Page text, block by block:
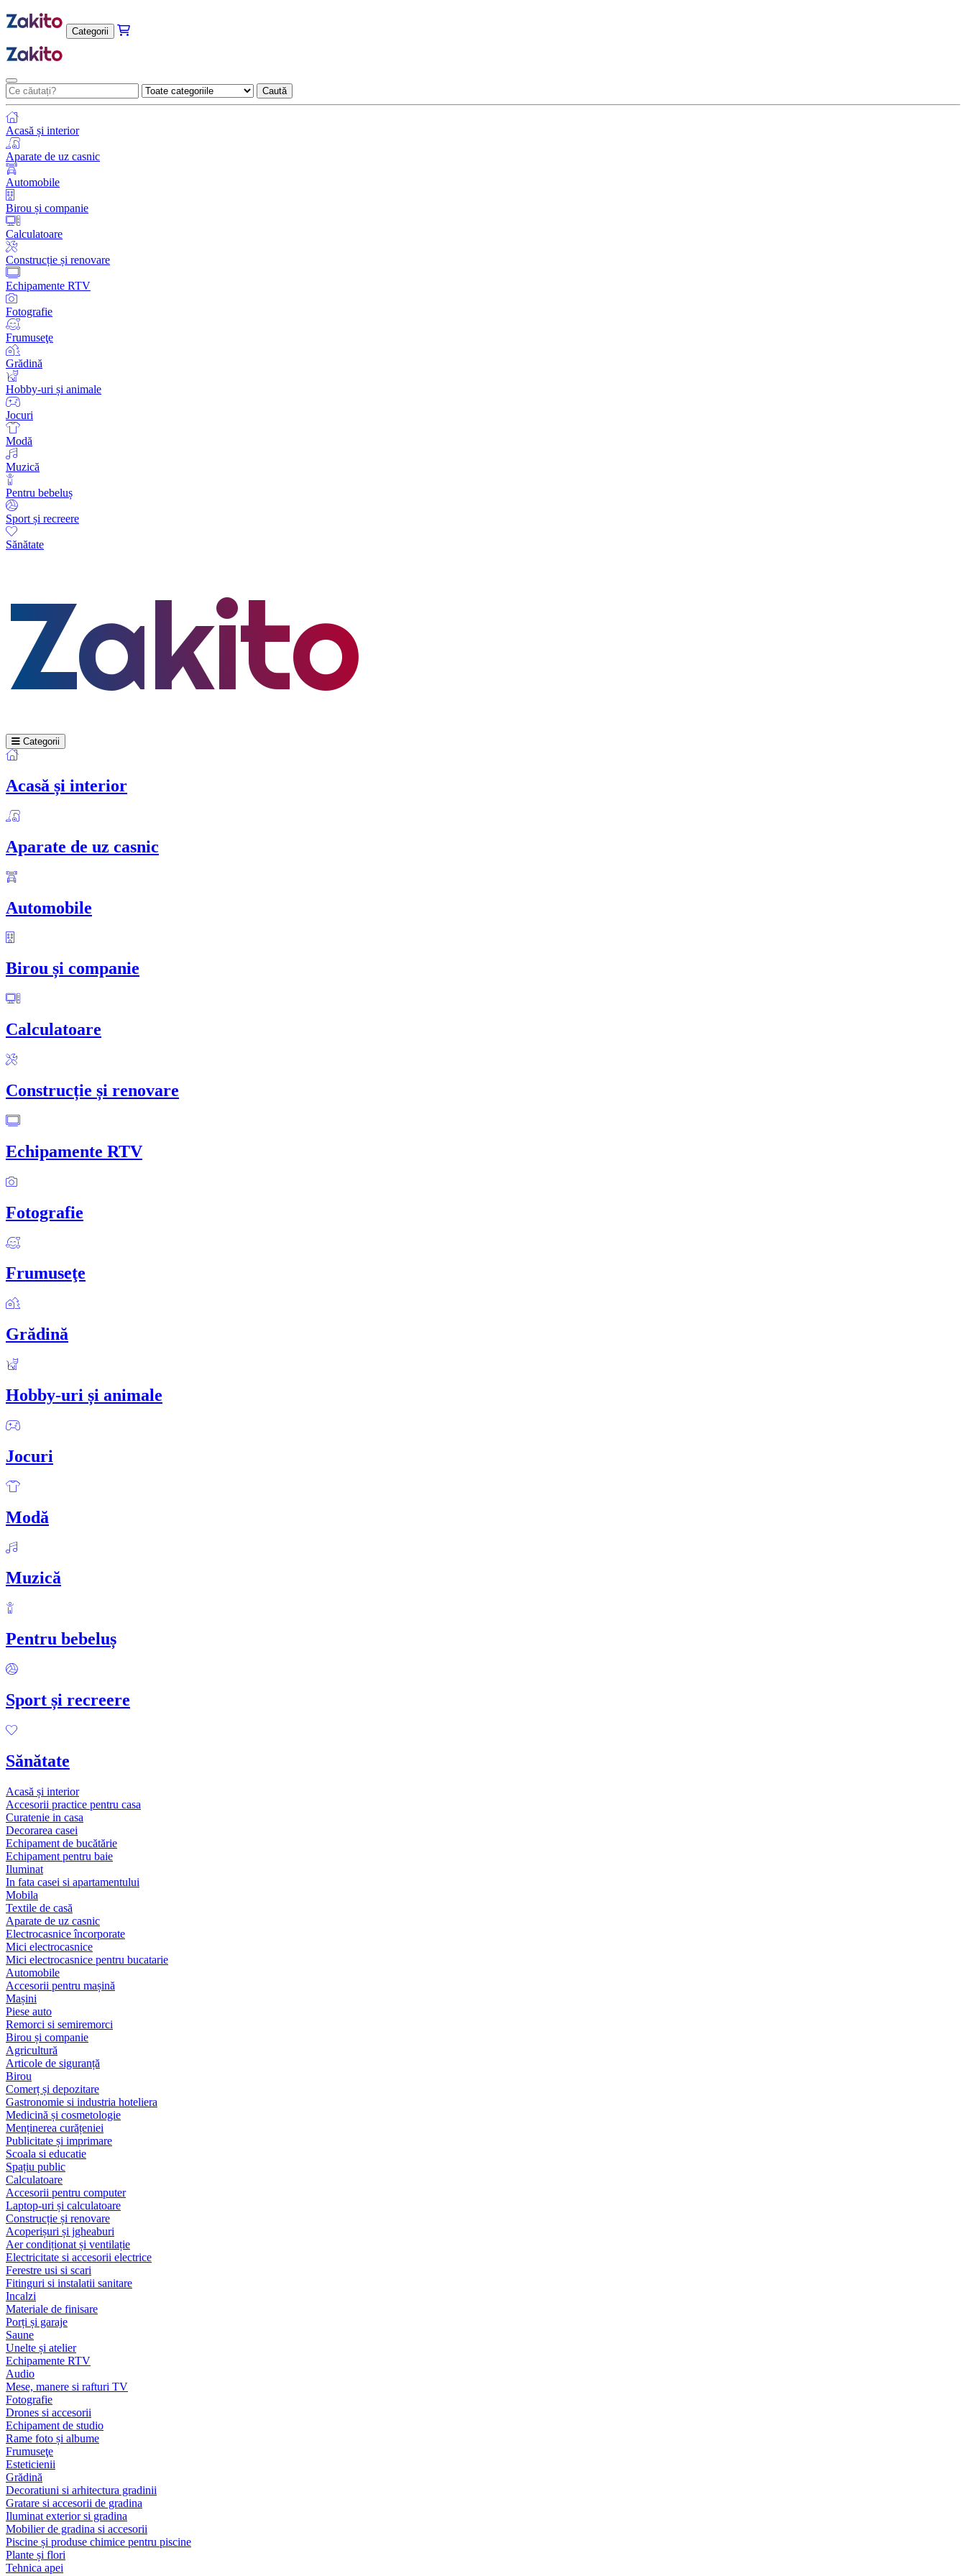
Categorii
Caută
Acasă și interior
Aparate de uz casnic
Automobile
Birou și companie
Calculatoare
Construcție și renovare
Echipamente RTV
Fotografie
Frumuseţe
Grădină
Hobby-uri și animale
Jocuri
Modă
Muzică
Pentru bebeluș
Sport și recreere
Sănătate
Categorii
Acasă și interior
Aparate de uz casnic
Automobile
Birou și companie
Calculatoare
Construcție și renovare
Echipamente RTV
Fotografie
Frumuseţe
Grădină
Hobby-uri și animale
Jocuri
Modă
Muzică
Pentru bebeluș
Sport și recreere
Sănătate
Acasă și interior
Accesorii practice pentru casa
Curatenie in casa
Decorarea casei
Echipament de bucătărie
Echipament pentru baie
Iluminat
In fata casei si apartamentului
Mobila
Textile de casă
Aparate de uz casnic
Electrocasnice încorporate
Mici electrocasnice
Mici electrocasnice pentru bucatarie
Automobile
Accesorii pentru mașină
Mașini
Piese auto
Remorci si semiremorci
Birou și companie
Agricultură
Articole de siguranță
Birou
Comerț și depozitare
Gastronomie si industria hoteliera
Medicină și cosmetologie
Menținerea curățeniei
Publicitate și imprimare
Scoala si educatie
Spațiu public
Calculatoare
Accesorii pentru computer
Laptop-uri și calculatoare
Construcție și renovare
Acoperișuri și jgheaburi
Aer condiționat și ventilație
Electricitate si accesorii electrice
Ferestre usi si scari
Fitinguri si instalatii sanitare
Incalzi
Materiale de finisare
Porți și garaje
Saune
Unelte și atelier
Echipamente RTV
Audio
Mese, manere si rafturi TV
Fotografie
Drones si accesorii
Echipament de studio
Rame foto și albume
Frumuseţe
Esteticienii
Grădină
Decoratiuni si arhitectura gradinii
Gratare si accesorii de gradina
Iluminat exterior si gradina
Mobilier de gradina si accesorii
Piscine și produse chimice pentru piscine
Plante și flori
Tehnica apei